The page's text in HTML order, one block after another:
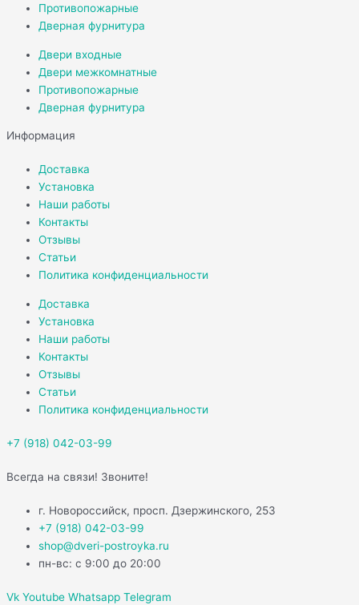
Противопожарные
Дверная фурнитура
Двери входные
Двери межкомнатные
Противопожарные
Дверная фурнитура
Информация
Доставка
Установка
Наши работы
Контакты
Отзывы
Статьи
Политика конфиденциальности
Доставка
Установка
Наши работы
Контакты
Отзывы
Статьи
Политика конфиденциальности
+7 (918) 042-03-99
Всегда на связи! Звоните!
г. Новороссийск, просп. Дзержинского, 253
+7 (918) 042-03-99
shop@dveri-postroyka.ru
пн-вс: с 9:00 до 20:00
Vk Youtube Whatsapp Telegram